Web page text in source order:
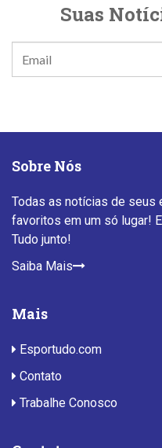
Suas
Sobre Nós
Todas as notícias de
favoritos em um só lugar!
Tudo junto!
Saiba Mais
Mais
Esportudo.com
Contato
Trabalhe Conosco